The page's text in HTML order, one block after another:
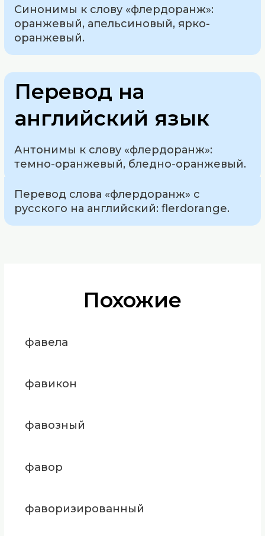
Синонимы к слову «флердоранж»:
оранжевый, апельсиновый, ярко-
оранжевый.
Перевод на
английский язык
Антонимы к слову «флердоранж»:
темно-оранжевый, бледно-оранжевый.
Перевод слова «флердоранж» с
русского на английский: flerdorange.
Похожие
фавела
фавикон
фавозный
фавор
фаворизированный